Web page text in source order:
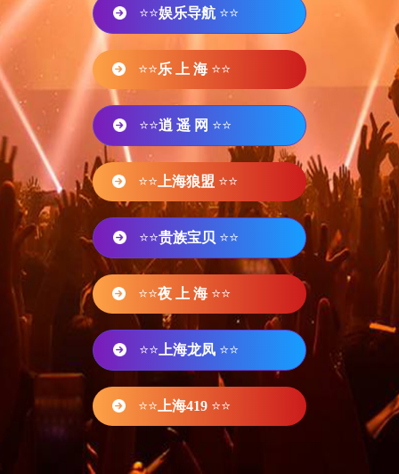
⭐⭐娱乐导航 ⭐⭐
⭐⭐乐 上 海 ⭐⭐
⭐⭐逍 遥 网 ⭐⭐
⭐⭐ 上海狼盟 ⭐⭐
⭐⭐贵族宝贝 ⭐⭐
⭐⭐夜 上 海 ⭐⭐
⭐⭐ 上海龙凤 ⭐⭐
⭐⭐ 上海419 ⭐⭐